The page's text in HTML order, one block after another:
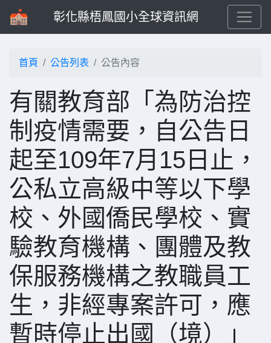
彰化縣梧鳳國小全球資訊網
首頁 公告列表 公告內容
有關教育部「為防治控
制疫情需要，自公告日
起至109年7月15日止，
公私立高級中等以下學
校、外國僑民學校、實
驗教育機構、團體及教
保服務機構之教職員工
生，非經專案許可，應
暫時停止出國（境）」